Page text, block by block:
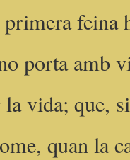
feina
porta amb
vida; que,
quan la